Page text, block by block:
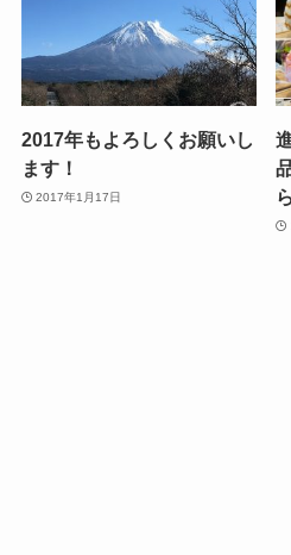
2017年もよろしくお願いし
ます！
2017年1月17日